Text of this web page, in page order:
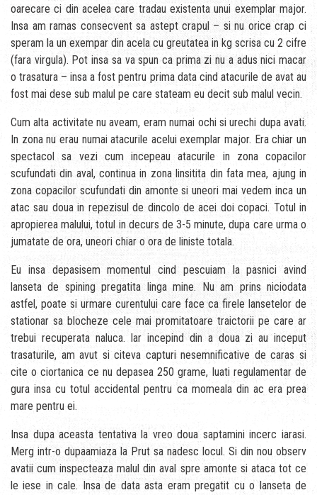
oarecare ci din acelea care tradau existenta unui exemplar major.
Insa am ramas consecvent sa astept crapul – si nu orice crap ci
speram la un exempar din acela cu greutatea in kg scrisa cu 2 cifre
(fara virgula). Pot insa sa va spun ca prima zi nu a adus nici macar
o trasatura – insa a fost pentru prima data cind atacurile de avat au
fost mai dese sub malul pe care stateam eu decit sub malul vecin.
Cum alta activitate nu aveam, eram numai ochi si urechi dupa avati.
In zona nu erau numai atacurile acelui exemplar major. Era chiar un
spectacol sa vezi cum incepeau atacurile in zona copacilor
scufundati din aval, continua in zona linsitita din fata mea, ajung in
zona copacilor scufundati din amonte si uneori mai vedem inca un
atac sau doua in repezisul de dincolo de acei doi copaci. Totul in
apropierea malului, totul in decurs de 3-5 minute, dupa care urma o
jumatate de ora, uneori chiar o ora de liniste totala.
Eu insa depasisem momentul cind pescuiam la pasnici avind
lanseta de spining pregatita linga mine. Nu am prins niciodata
astfel, poate si urmare curentului care face ca firele lansetelor de
stationar sa blocheze cele mai promitatoare traictorii pe care ar
trebui recuperata naluca. Iar incepind din a doua zi au inceput
trasaturile, am avut si citeva capturi nesemnificative de caras si
cite o ciortanica ce nu depasea 250 grame, luati regulamentar de
gura insa cu totul accidental pentru ca momeala din ac era prea
mare pentru ei.
Insa dupa aceasta tentativa la vreo doua saptamini incerc iarasi.
Merg intr-o dupaamiaza la Prut sa nadesc locul. Si din nou observ
avatii cum inspecteaza malul din aval spre amonte si ataca tot ce
le iese in cale. Insa de data asta eram pregatit cu o lanseta de